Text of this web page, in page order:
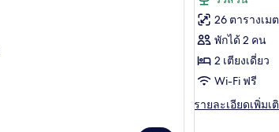
(with
Rollaway
Bed)
ของ
ห้อง
ซู
พี
เรีย
26 ตารางเม
พักได้ 2 คน
2 เตียงเดี่ยว
Wi-Fi ฟรี
รายละเอียดเพิ่มเ
ราย